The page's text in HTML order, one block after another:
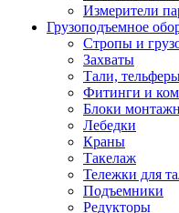
Измерители
Грузоподъемное
Стропы и
Захваты
Тали,
Фитинги и
Блоки
Лебедки
Краны
Такелаж
Тележки для
Подъемники
Редукторы